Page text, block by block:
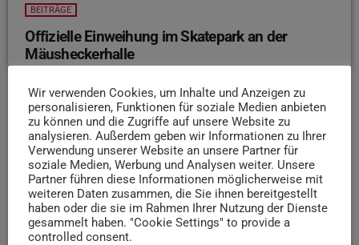
BEITRÄGE
Offizielle Einweihung im Skatepark an der
Mäusheckerhalle
Wir verwenden Cookies, um Inhalte und Anzeigen zu
personalisieren, Funktionen für soziale Medien anbieten
zu können und die Zugriffe auf unsere Website zu
analysieren. Außerdem geben wir Informationen zu Ihrer
Verwendung unserer Website an unsere Partner für
soziale Medien, Werbung und Analysen weiter. Unsere
Partner führen diese Informationen möglicherweise mit
weiteren Daten zusammen, die Sie ihnen bereitgestellt
haben oder die sie im Rahmen Ihrer Nutzung der Dienste
gesammelt haben. "Cookie Settings" to provide a
controlled consent.